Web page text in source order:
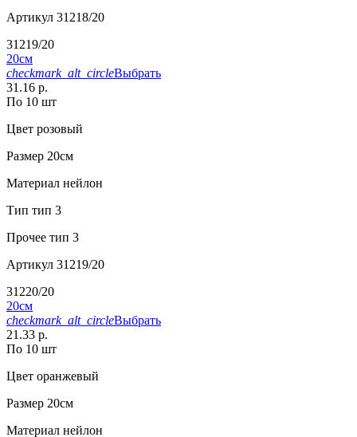
Артикул 31218/20
31219/20
20см
checkmark_alt_circleВыбрать
31.16 р.
По 10 шт
Цвет розовый
Размер 20см
Материал нейлон
Тип тип 3
Прочее тип 3
Артикул 31219/20
31220/20
20см
checkmark_alt_circleВыбрать
21.33 р.
По 10 шт
Цвет оранжевый
Размер 20см
Материал нейлон